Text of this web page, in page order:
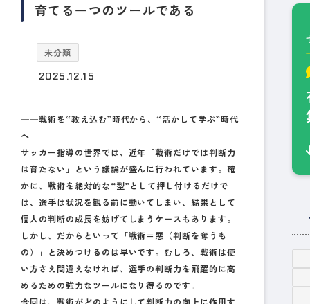
育てる一つのツールである
未分類
2025.12.15
──戦術を“教え込む”時代から、“活かして学ぶ”時代
へ──
サッカー指導の世界では、近年「戦術だけでは判断力
は育たない」という議論が盛んに行われています。確
かに、戦術を絶対的な“型”として押し付けるだけで
は、選手は状況を観る前に動いてしまい、結果として
個人の判断の成長を妨げてしまうケースもあります。
しかし、だからといって「戦術＝悪（判断を奪うも
の）」と決めつけるのは早いです。むしろ、戦術は使
い方さえ間違えなければ、選手の判断力を飛躍的に高
めるための強力なツールになり得るのです。